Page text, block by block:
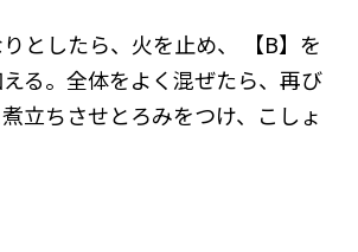
としたら、火を止め、 【B】を
る。全体をよく混ぜたら、再び
立ちさせとろみをつけ、こしょ